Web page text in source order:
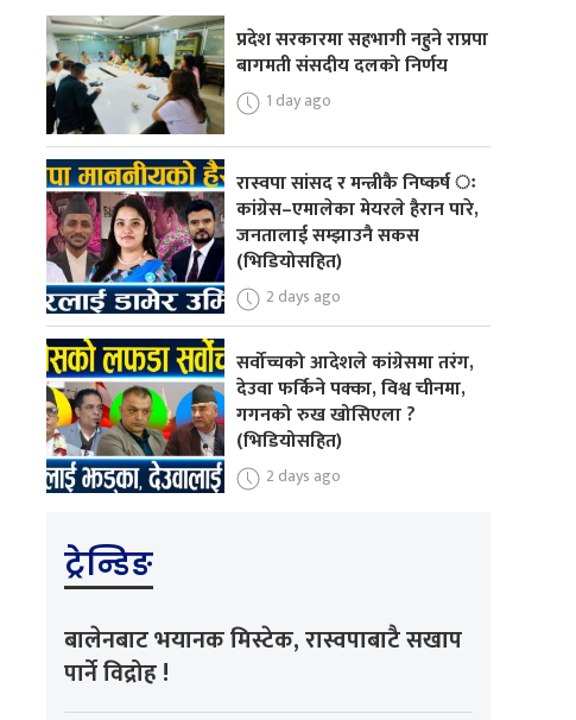
प्रदेश सरकारमा सहभागी नहुने राप्रपा
बागमती संसदीय दलको निर्णय
1 day ago
रास्वपा सांसद र मन्त्रीकै निष्कर्ष ः
कांग्रेस–एमालेका मेयरले हैरान पारे,
जनतालाई सम्झाउनै सकस
(भिडियोसहित)
2 days ago
सर्वोच्चको आदेशले कांग्रेसमा तरंग,
देउवा फर्किने पक्का, विश्व चीनमा,
गगनको रुख खोसिएला ?
(भिडियोसहित)
2 days ago
ट्रेन्डिङ
बालेनबाट भयानक मिस्टेक, रास्वपाबाटै सखाप
पार्ने विद्रोह !